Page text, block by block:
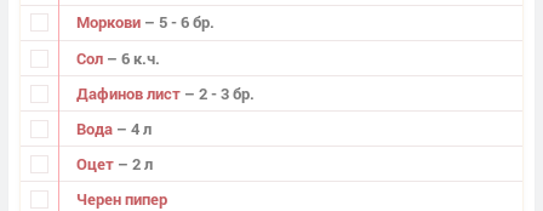
Моркови – 5 - 6 бр.
Сол – 6 к.ч.
Дафинов лист – 2 - 3 бр.
Вода – 4 л
Оцет – 2 л
Черен пипер